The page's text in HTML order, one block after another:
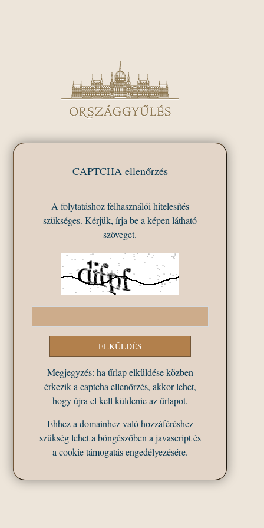
CAPTCHA ellenőrzés
A folytatáshoz felhasználói hitelesítés
szükséges. Kérjük, írja be a képen látható
szöveget.
Megjegyzés: ha űrlap elküldése közben
érkezik a captcha ellenőrzés, akkor lehet,
hogy újra el kell küldenie az űrlapot.
Ehhez a domainhez való hozzáféréshez
szükség lehet a böngészőben a javascript és
a cookie támogatás engedélyezésére.